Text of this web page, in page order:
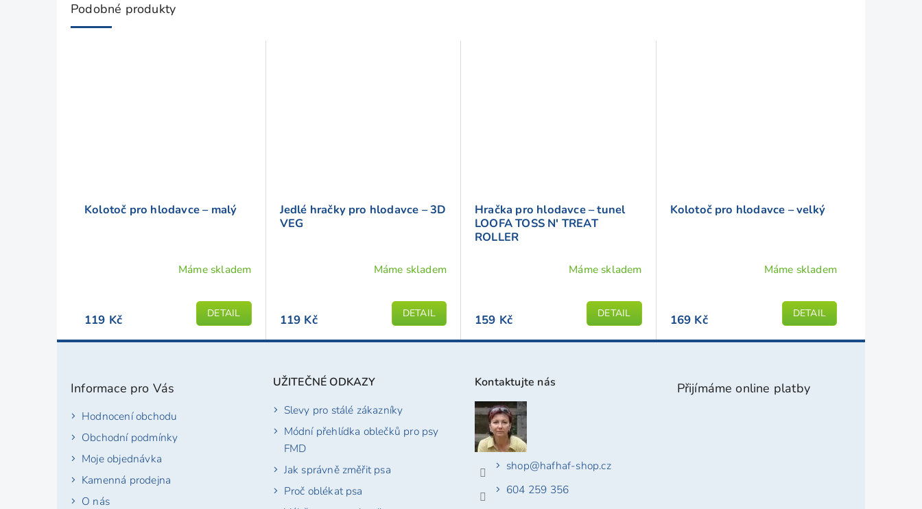
Podobné produkty
Kolotoč pro hlodavce – malý
Máme skladem
119 Kč DETAIL
Jedlé hračky pro hlodavce – 3D
VEG
je
5,0
hvězdiček.
Máme skladem
119 Kč DETAIL
Hračka pro hlodavce – tunel
LOOFA TOSS N' TREAT
ROLLER
je
5,0
hvězdiček.
Máme skladem
159 Kč DETAIL
Kolotoč pro hlodavce – velký
je
2,0
hvězdiček.
Máme skladem
169 Kč DETAIL
Informace pro Vás
Hodnocení obchodu
Obchodní podmínky
Moje objednávka
Kamenná prodejna
O nás
UŽITEČNÉ ODKAZY
Slevy pro stálé zákazníky
Módní přehlídka oblečků pro psy
FMD
Jak správně změřit psa
Proč oblékat psa
Kontaktujte nás
shop@hafhaf-shop.cz
604 259 356
Přijímáme online platby